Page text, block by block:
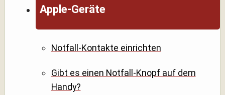
Apple-Geräte
Notfall-Kontakte einrichten
Gibt es einen Notfall-Knopf auf dem
Handy?